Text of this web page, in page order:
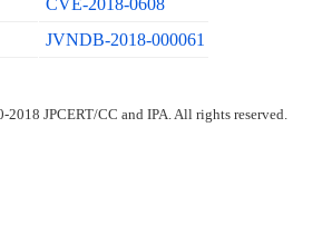
CVE-2018-0608
JVNDB-2018-000061
JPCERT/CC and IPA. All rights reserved.